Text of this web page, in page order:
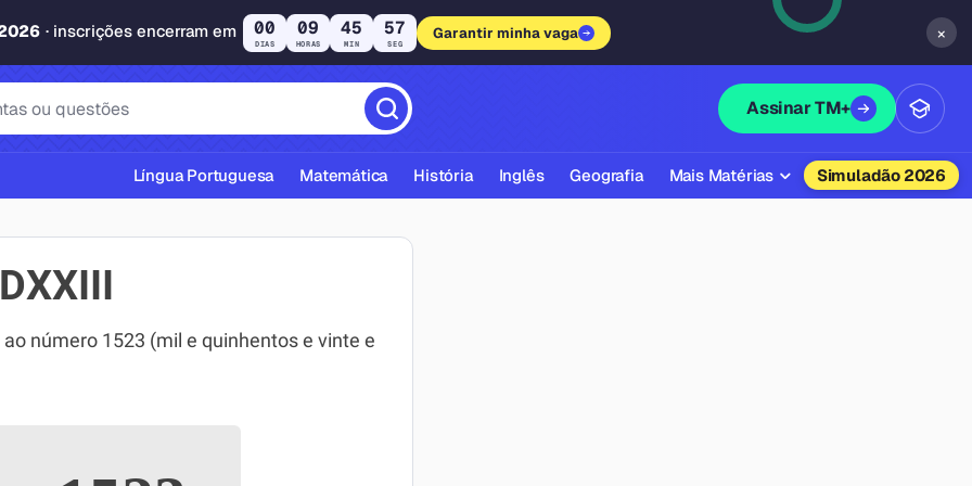
· inscrições encerram em 00
DIAS
09
HORAS
45
MIN
57
SEG
Garantir minha vaga ×
Assinar TM+
ABNT
Língua Portuguesa Matemática História Inglês Geografia Mais Matérias Simuladão 2026
número 1523 (mil e quinhentos e vinte e